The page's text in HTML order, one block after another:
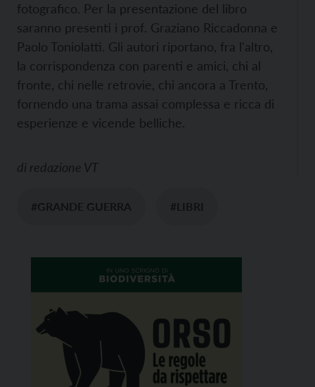
fotografico. Per la presentazione del libro
saranno presenti i prof. Graziano Riccadonna e
Paolo Toniolatti. Gli autori riportano, fra l'altro,
la corrispondenza con parenti e amici, chi al
fronte, chi nelle retrovie, chi ancora a Trento,
fornendo una trama assai complessa e ricca di
esperienze e vicende belliche.
di redazione VT
#GRANDE GUERRA #LIBRI